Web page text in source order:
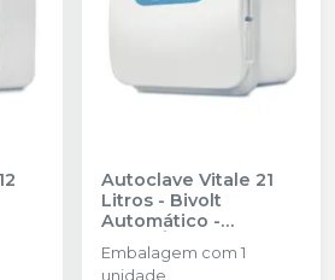
Autoclave Vitale 21
Litros - Bivolt
Automático -
CRISTÓFOLI
Embalagem com 1
unidade.